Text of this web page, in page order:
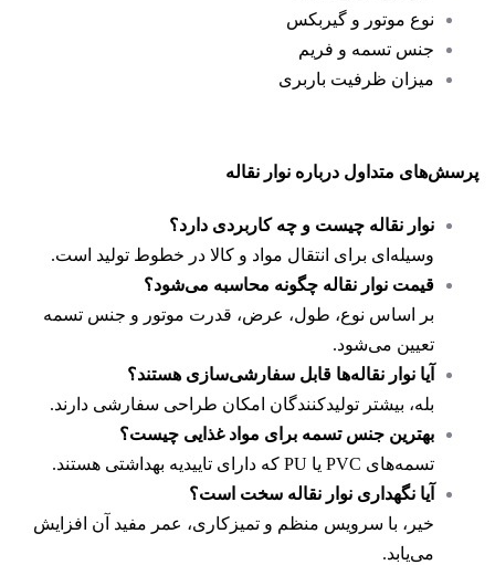
نوع موتور و گیربکس
جنس تسمه و فریم
میزان ظرفیت باربری
پرسش‌های متداول درباره نوار نقاله
نوار نقاله چیست و چه کاربردی دارد؟
وسیله‌ای برای انتقال مواد و کالا در خطوط تولید است.
قیمت نوار نقاله چگونه محاسبه می‌شود؟
بر اساس نوع، طول، عرض، قدرت موتور و جنس تسمه
تعیین می‌شود.
آیا نوار نقاله‌ها قابل سفارشی‌سازی هستند؟
بله، بیشتر تولیدکنندگان امکان طراحی سفارشی دارند.
بهترین جنس تسمه برای مواد غذایی چیست؟
تسمه‌های PVC یا PU که دارای تاییدیه بهداشتی هستند.
آیا نگهداری نوار نقاله سخت است؟
خیر، با سرویس منظم و تمیزکاری، عمر مفید آن افزایش
می‌یابد.